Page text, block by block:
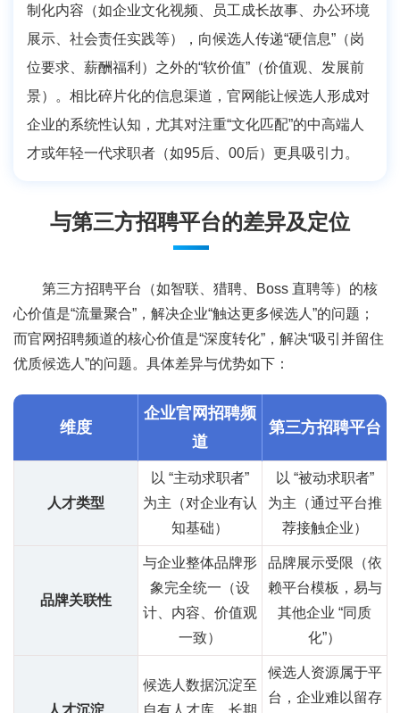
制化内容（如企业文化视频、员工成长故事、办公环境
展示、社会责任实践等），向候选人传递“硬信息”（岗
位要求、薪酬福利）之外的“软价值”（价值观、发展前
景）。相比碎片化的信息渠道，官网能让候选人形成对
企业的系统性认知，尤其对注重“文化匹配”的中高端人
才或年轻一代求职者（如95后、00后）更具吸引力。
与第三方招聘平台的差异及定位
第三方招聘平台（如智联、猎聘、Boss 直聘等）的核
心价值是“流量聚合”，解决企业“触达更多候选人”的问题；
而官网招聘频道的核心价值是“深度转化”，解决“吸引并留住
优质候选人”的问题。具体差异与优势如下：
维度
企业官网招聘频
道
第三方招聘平台
人才类型
以 “主动求职者”
为主（对企业有认
知基础）
以 “被动求职者”
为主（通过平台推
荐接触企业）
品牌关联性
与企业整体品牌形
象完全统一（设
计、内容、价值观
一致）
品牌展示受限（依
赖平台模板，易与
其他企业 “同质
化”）
人才沉淀
候选人数据沉淀至
自有人才库，长期
候选人资源属于平
台，企业难以留存